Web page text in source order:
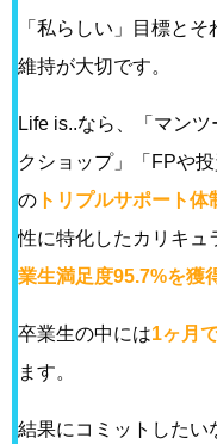
「私らしい」目標と
維持が大切です。
Life is..なら、「マン
クショップ」「FPや
の トリプルサポート
性に特化したカリキュ
業生満足度95.7%を獲
卒業生の中には1ヶ月
ます。
結果にコミットしたい